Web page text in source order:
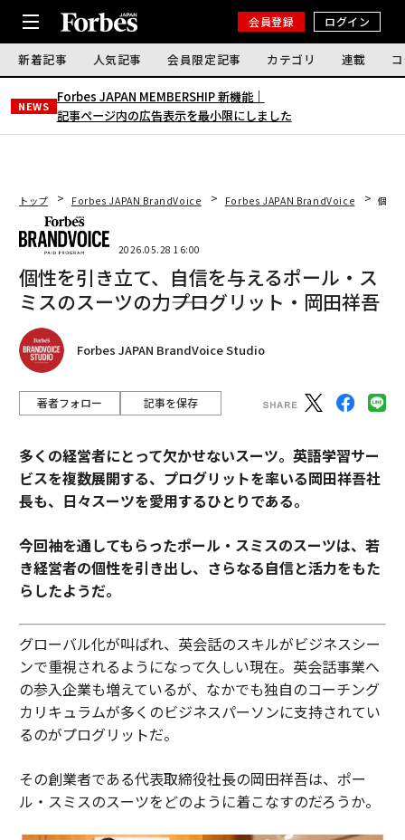
会員登録 ログイン
新着記事 人気記事 会員限定記事 カテゴリ 連載
NEWS
Forbes JAPAN MEMBERSHIP 新機能｜
記事ページ内の広告表示を最小限にしました
トップ Forbes JAPAN BrandVoice Forbes JAPAN BrandVoice 個性
2026.05.28 16:00
個性を引き立て、自信を与えるポール・ス
ミスのスーツの力――プログリット・岡田祥吾
Forbes JAPAN BrandVoice Studio
著者フォロー 記事を保存
多くの経営者にとって欠かせないスーツ。 英語学習サー
ビスを複数展開する、プログリットを率いる岡田祥吾社
長も、日々スーツを愛用するひとりである。
今回袖を通してもらったポール・スミスのスーツは、若
き経営者の個性を引き出し、さらなる自信と活力をもた
らしたようだ。
グローバル化が叫ばれ、英会話のスキルがビジネスシー
ンで重視されるようになって久しい現在。英会話事業へ
の参入企業も増えているが、なかでも独自のコーチング
カリキュラムが多くのビジネスパーソンに支持されてい
るのがプログリットだ。
その創業者である代表取締役社長の岡田祥吾は、ポー
ル・スミスのスーツをどのように着こなすのだろうか。